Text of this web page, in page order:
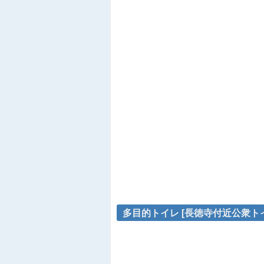
多目的トイレ [長徳寺付近公衆